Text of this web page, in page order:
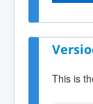
This is